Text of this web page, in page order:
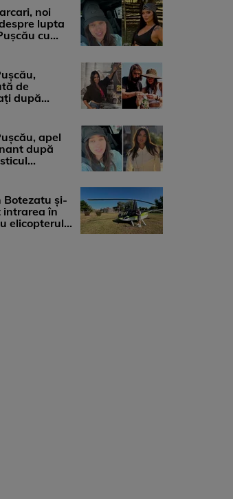
noi
lupta
cu
de
după
...
apel
după
Botezatu și-
intrarea în
elicopterul,